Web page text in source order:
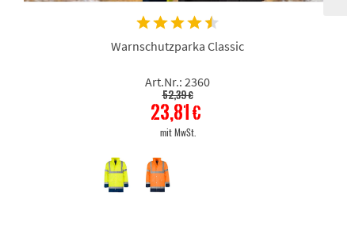
Warnschutzparka Classic
Art.Nr.: 2360
52,39 €
23,81 €
mit MwSt.